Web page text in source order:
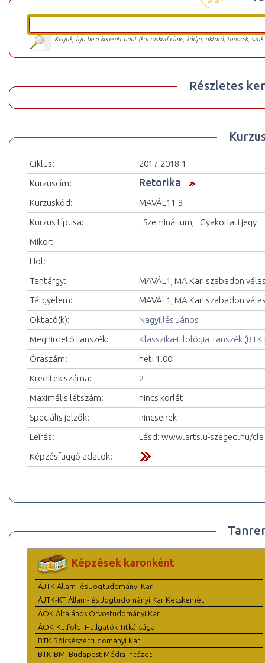
Kérjük, írja be a keresett adat (kurzuskód címe, kódja, oktató, tanszék,
Részletes
Ciklus:
2017-2018-1
Kurzuscím:
Retorika
Kurzuskód:
MAVÁL11-8
Kurzus típusa:
_Szeminárium, _Gyakorlati jegy
Mikor:
Hol:
Tantárgy:
MAVÁL1, MA Kari szabadon
Tárgyelem:
MAVÁL1, MA Kari szabadon
Oktató(k):
Nagyillés János
Meghirdető tanszék:
Klasszika-Filológia Tanszék (
Óraszám:
heti 1.00
Kreditek száma:
2
Maximális létszám:
nincs korlát
Speciális jelzők:
nincsenek
Leírás:
Lásd: www.arts.u-szeged.hu/cla
Képzésfüggő adatok:
Képzések karonként
ÁJTK Állam- és Jogtudományi Kar
ÁJTK-KT Állam- és Jogtudományi Kar Kecskemét
ÁOK Általános Orvostudományi Kar
ÁOK-Külföldi Hallgatók Titkársága
BTK Bölcsészettudományi Kar
BTK-BMI Budapest Média Intézet